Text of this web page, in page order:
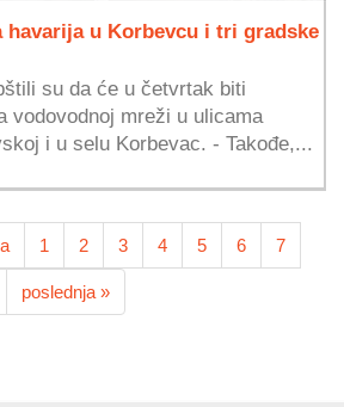
havarija u Korbevcu i tri gradske
su da će u četvrtak biti
vodovodnoj mreži u ulicama
i u selu Korbevac. - Takođe,...
1 2 3 4 5 6 7
poslednja »